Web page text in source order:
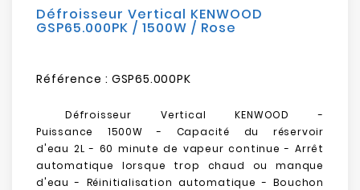
Défroisseur Vertical KENWOOD
GSP65.000PK / 1500W / Rose
Référence : GSP65.000PK
Défroisseur Vertical KENWOOD -
Puissance 1500W - Capacité du réservoir
d'eau 2L - 60 minute de vapeur continue - Arrêt
automatique
lorsque trop chaud ou manque
d'eau - Réinitialisation automatique -Bouchon